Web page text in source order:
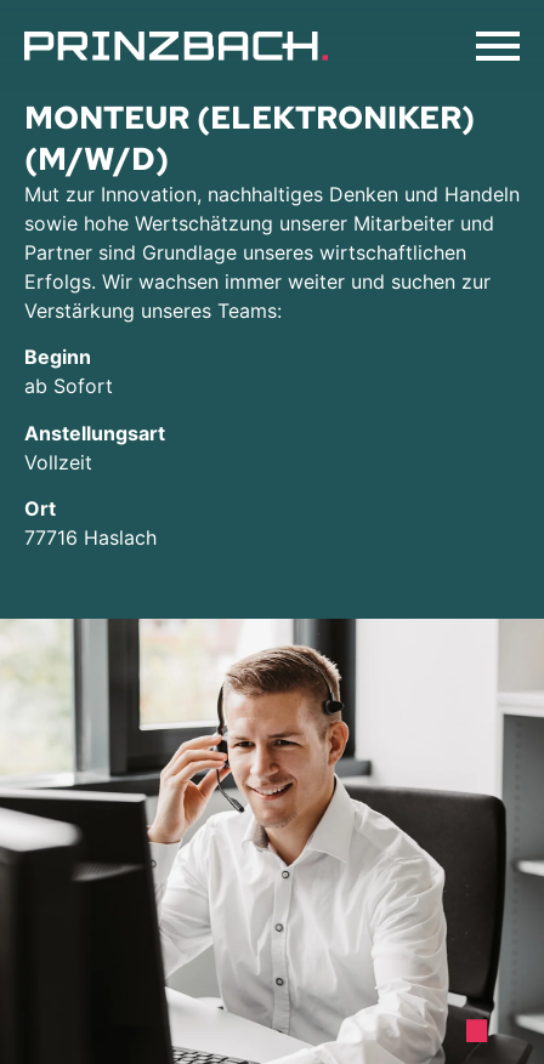
MONTEUR (ELEKTRONIKER)
(M/W/D)
Mut zur Innovation, nachhaltiges Denken und Handeln
sowie hohe Wertschätzung unserer Mitarbeiter und
Partner sind Grundlage unseres wirtschaftlichen
Erfolgs. Wir wachsen immer weiter und suchen zur
Verstärkung unseres Teams:
Beginn
ab Sofort
Anstellungsart
Vollzeit
Ort
77716 Haslach